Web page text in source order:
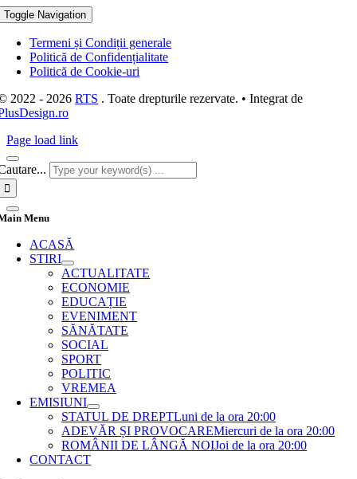
Toggle Navigation
Termeni și Condiții generale
Politică de Confidențialitate
Politică de Cookie-uri
2022 - 2026RTS . Toate drepturile rezervate. • Integrat de
Page load link
Menu
ACASĂ
STIRI
ACTUALITATE
ECONOMIE
EDUCAȚIE
EVENIMENT
SĂNĂTATE
SOCIAL
SPORT
POLITIC
VREMEA
EMISIUNI
STATUL DE DREPTLuni de la ora 20:00
ADEVĂR ȘI PROVOCAREMiercuri de la ora 20:00
ROMÂNII DE LÂNGĂ NOIJoi de la ora 20:00
CONTACT